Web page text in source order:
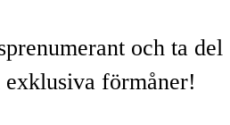
och ta del
exklusiva förmåner!